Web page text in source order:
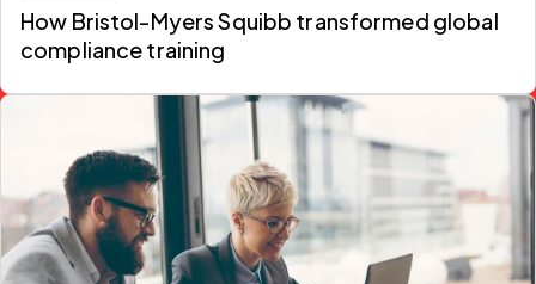
How Bristol-Myers Squibb transformed global
compliance training